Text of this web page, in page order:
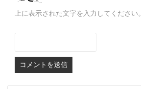
上に表示された文字を入力してください。